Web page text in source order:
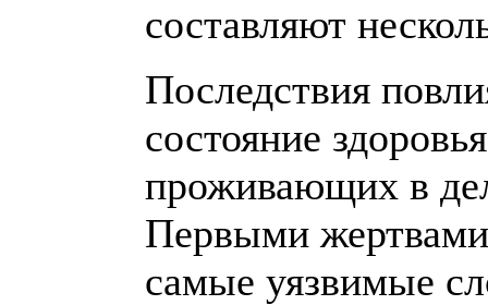
составляют
Последствия
состояние
проживающих в
Первыми жертвами
самые уязвимые